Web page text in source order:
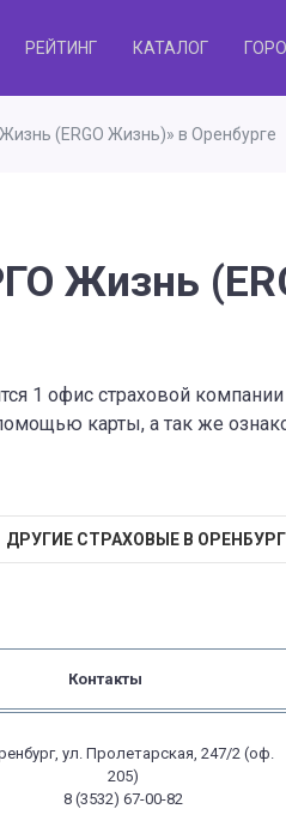
РЕЙТИНГ КАТАЛОГ
(ERGO Жизнь)» в Оренбурге
Жизнь
1 офис страховой
карты, а так же
ДРУГИЕ СТРАХОВЫЕ В
Контакты
ул. Пролетарская, 247/2 (оф.
205)
8 (3532) 67-00-82